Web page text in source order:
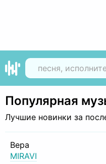
Популярная
Лучшие новинки за
Вера
MIRAVI